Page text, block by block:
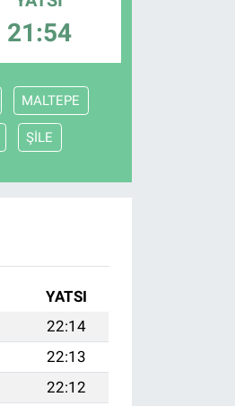
21:54
MALTEPE
ŞİLE
YATSI
22:14
22:13
22:12